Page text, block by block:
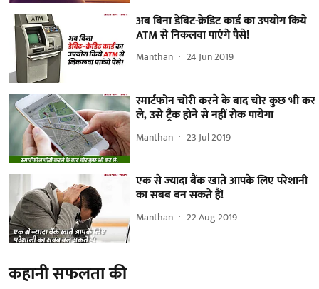
अब बिना डेबिट-क्रेडिट कार्ड का उपयोग किये
ATM से निकलवा पाएंगे पैसे!
Manthan 24 Jun 2019
स्मार्टफोन चोरी करने के बाद चोर कुछ भी कर
ले, उसे ट्रैक होने से नहीं रोक पायेगा
Manthan 23 Jul 2019
एक से ज्यादा बैंक खाते आपके लिए परेशानी
का सबब बन सकते हैं!
Manthan 22 Aug 2019
कहानी सफलता की